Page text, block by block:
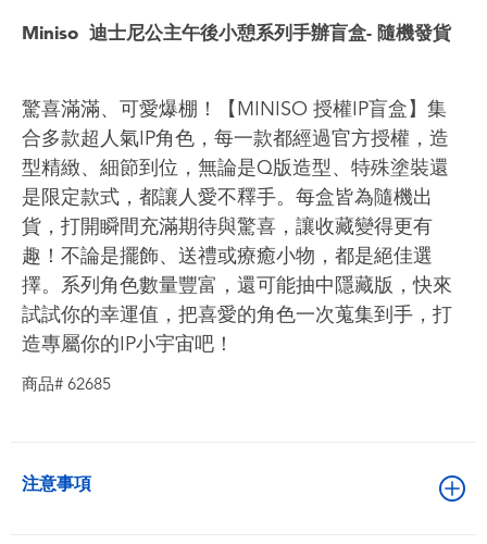
角色收藏
生活雜貨
Miniso 迪士尼公主午後小憩系列手辦盲盒- 隨機發貨
驚喜滿滿、可愛爆棚！【MINISO 授權IP盲盒】集
合多款超人氣IP角色，每一款都經過官方授權，造
型精緻、細節到位，無論是Q版造型、特殊塗裝還
是限定款式，都讓人愛不釋手。每盒皆為隨機出
貨，打開瞬間充滿期待與驚喜，讓收藏變得更有
趣！不論是擺飾、送禮或療癒小物，都是絕佳選
擇。系列角色數量豐富，還可能抽中隱藏版，快來
試試你的幸運值，把喜愛的角色一次蒐集到手，打
造專屬你的IP小宇宙吧！
商品# 62685
注意事項